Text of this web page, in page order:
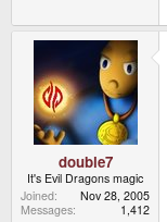
double7
It's Evil Dragons magic
Joined
Nov 28, 2005
Messages
1,412